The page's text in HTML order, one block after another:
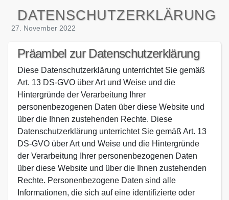
DATENSCHUTZERKLÄRUNG
27. November 2022
Präambel zur Datenschutzerklärung
Diese Datenschutzerklärung unterrichtet Sie gemäß
Art. 13 DS-GVO über Art und Weise und die
Hintergründe der Verarbeitung Ihrer
personenbezogenen Daten über diese Website und
über die Ihnen zustehenden Rechte. Diese
Datenschutzerklärung unterrichtet Sie gemäß Art. 13
DS-GVO über Art und Weise und die Hintergründe
der Verarbeitung Ihrer personenbezogenen Daten
über diese Website und über die Ihnen zustehenden
Rechte. Personenbezogene Daten sind alle
Informationen, die sich auf eine identifizierte oder